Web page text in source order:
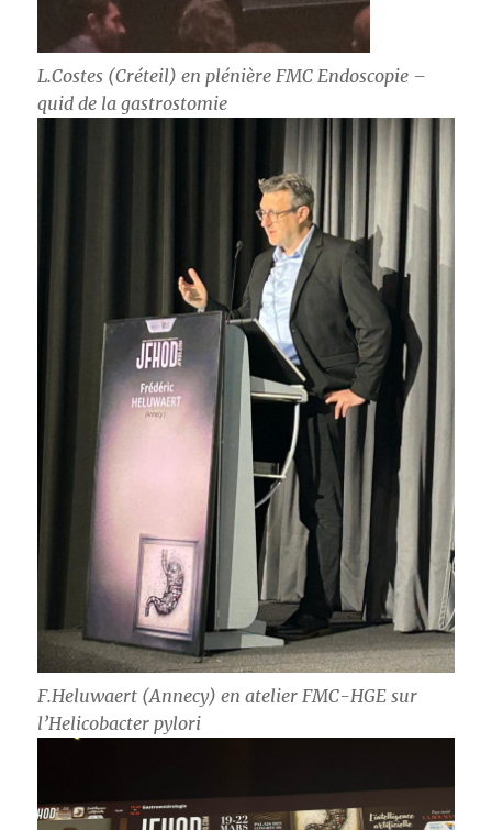
L.Costes (Créteil) en plénière FMC Endoscopie –
quid de la gastrostomie
F.Heluwaert (Annecy) en atelier FMC-HGE sur
l’Helicobacter pylori